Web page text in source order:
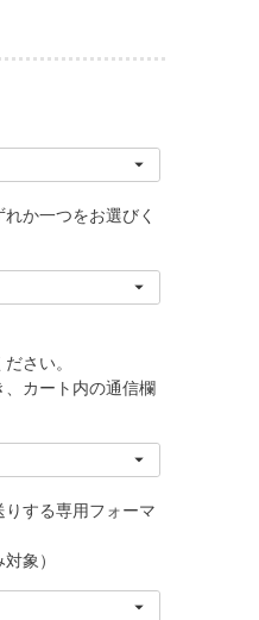
か一つをお選びく
さい。
カート内の通信欄
りする専用フォーマ
象）